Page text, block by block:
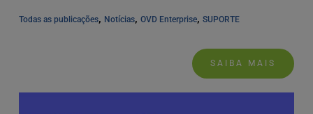
Todas as publicações, Notícias, OVD Enterprise, SUPORTE
SAIBA MAIS